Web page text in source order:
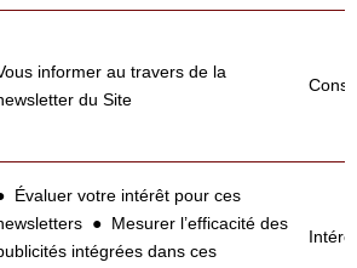
informer au travers de la
du Site
Évaluer votre intérêt pour ces
● Mesurer l’efficacité des
intégrées dans ces